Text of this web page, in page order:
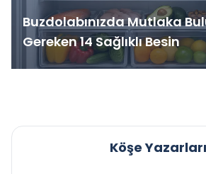
Buzdolabınızda Mutlaka
Gereken 14 Sağlıklı Besin
Köşe Yazarları